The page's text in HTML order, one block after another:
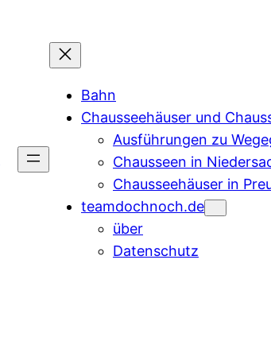
Bahn
Chausseehäuser und
Ausführungen zu
Chausseen in
Chausseehäuser in
teamdochnoch.de
über
Datenschutz